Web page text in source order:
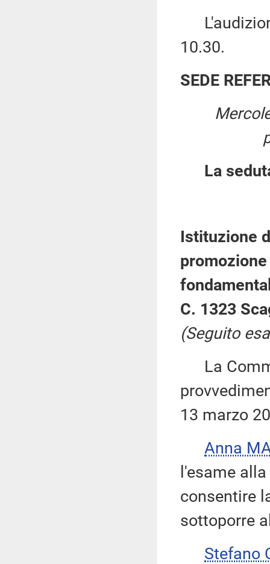
10.30.
SEDE
La
Istituzione
C. 1323
(Seguito
La
13 marzo
Anna
l'esame
consentire
sottoporre
Stefano